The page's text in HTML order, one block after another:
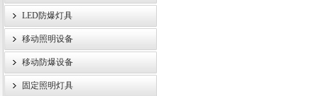
浙江旗本电气有限公司
LED防爆灯具
移动照明设备
移动防爆设备
固定照明灯具